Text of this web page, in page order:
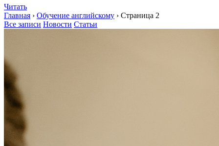
Читать
Главная › Обучение английскому › Страница 2
Все записи Новости Статьи